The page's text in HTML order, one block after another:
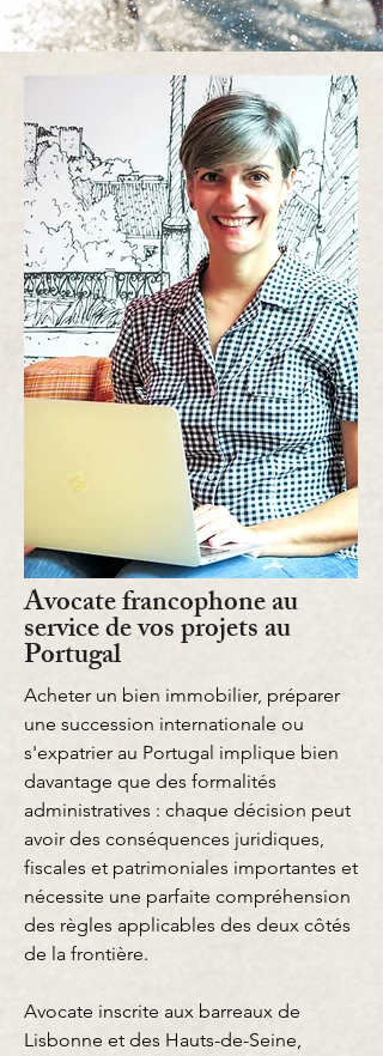
Avocate francophone au
service de vos projets au
Portugal
Acheter un bien immobilier, préparer
une succession internationale ou
s'expatrier au Portugal implique bien
davantage que des formalités
administratives : chaque décision peut
avoir des conséquences juridiques,
fiscales et patrimoniales importantes et
nécessite une parfaite compréhension
des règles applicables des deux côtés
de la frontière.
Avocate inscrite aux barreaux de
Lisbonne et des Hauts-de-Seine,